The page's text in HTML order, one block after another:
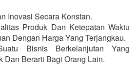
Inovasi Secara Konstan.
Produk Dan Ketepatan Waktu
Dengan Harga Yang Terjangkau.
Bisnis Berkelanjutan Yang
Dan Berarti Bagi Orang Lain.